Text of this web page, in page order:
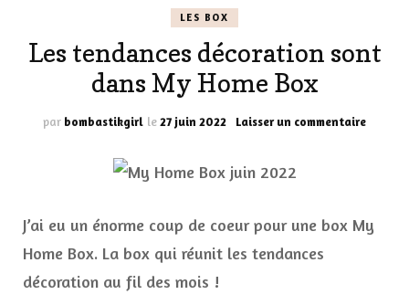
LES BOX
Les tendances décoration sont
dans My Home Box
par bombastikgirl le27 juin 2022 Laisser un commentairesur
My
J’ai eu un énorme coup de coeur pour une box My
Home Box. La box qui réunit les tendances
décoration au fil des mois !